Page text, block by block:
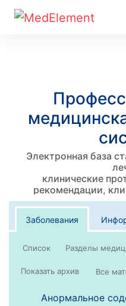
Электронная база
клинические
рекомендации,
Заболевания
Список
Все
Анормальное